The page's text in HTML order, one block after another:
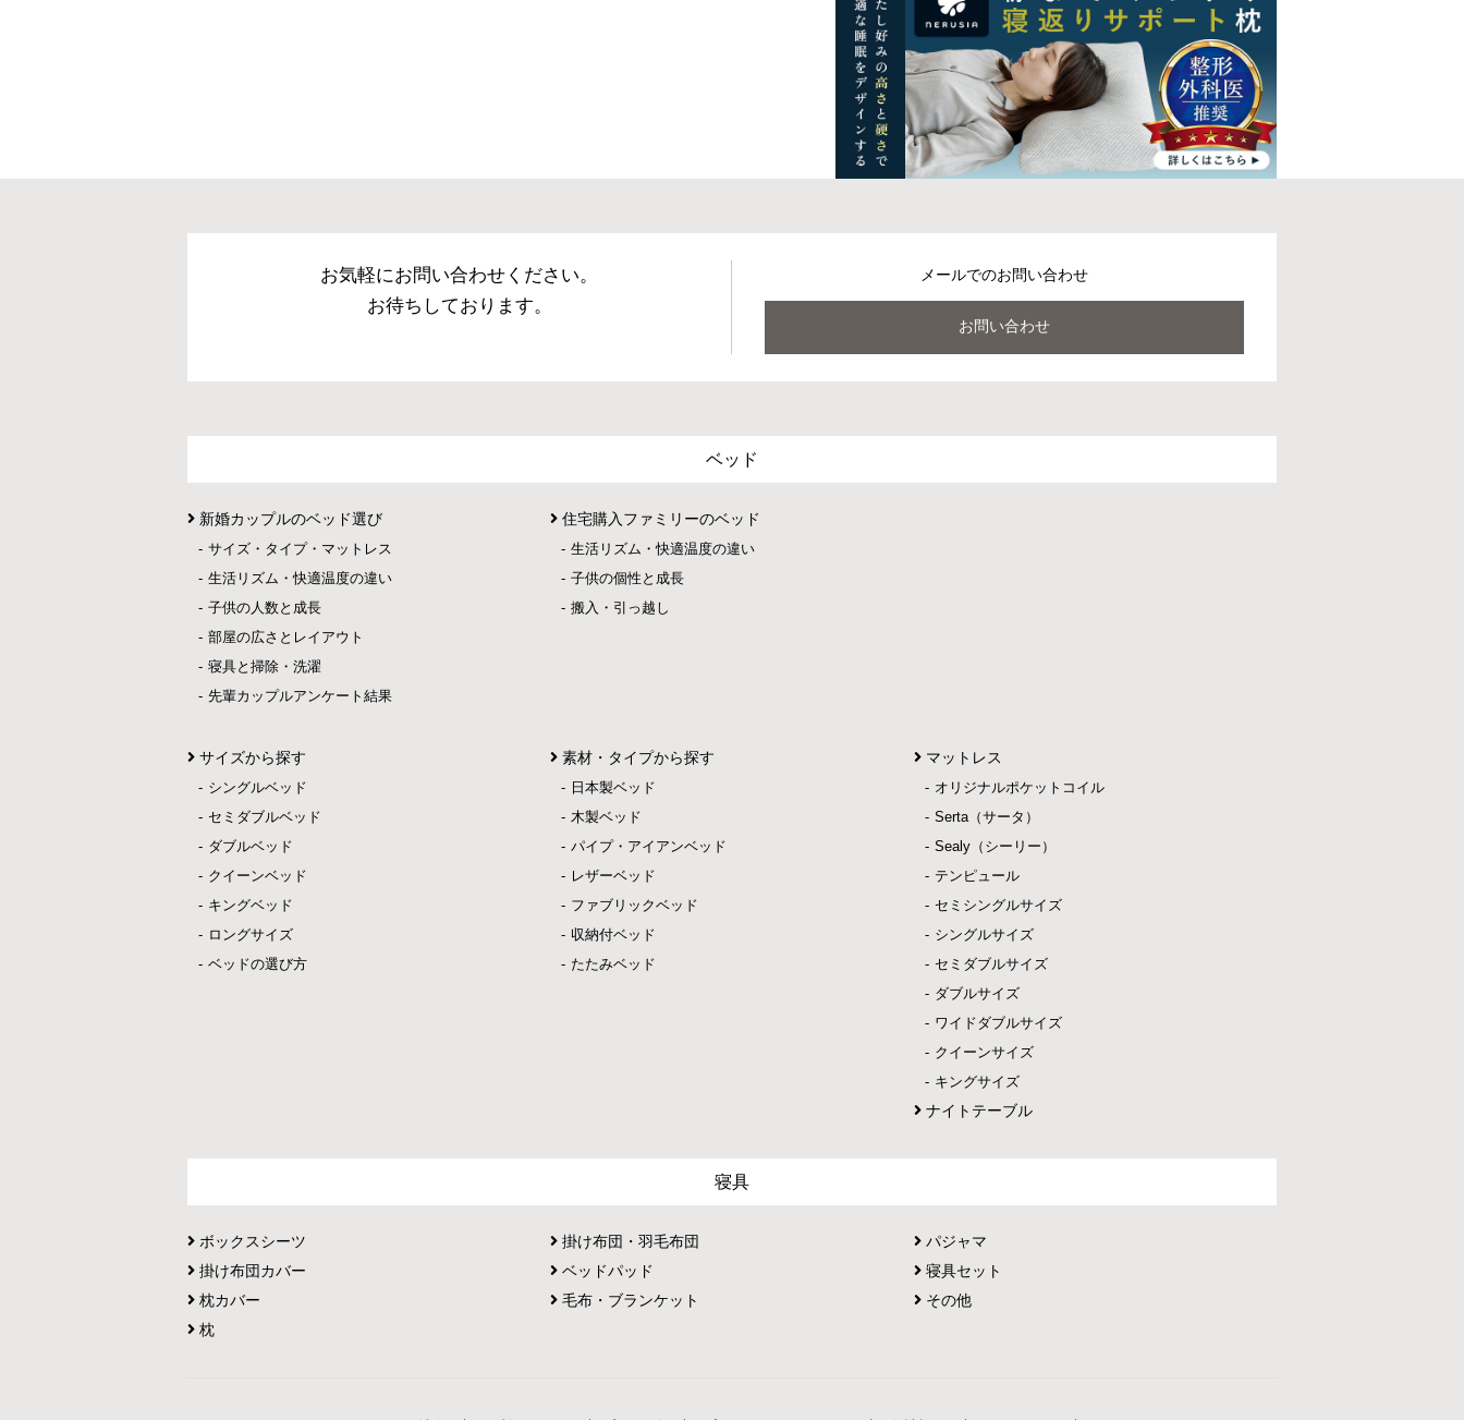
お気軽にお問い合わせください。
お待ちしております。
メールでのお問い合わせ
お問い合わせ
ベッド
新婚カップルのベッド選び
サイズ・タイプ・マットレス
生活リズム・快適温度の違い
子供の人数と成長
部屋の広さとレイアウト
寝具と掃除・洗濯
先輩カップルアンケート結果
住宅購入ファミリーのベッド
生活リズム・快適温度の違い
子供の個性と成長
搬入・引っ越し
サイズから探す
シングルベッド
セミダブルベッド
ダブルベッド
クイーンベッド
キングベッド
ロングサイズ
ベッドの選び方
素材・タイプから探す
日本製ベッド
木製ベッド
パイプ・アイアンベッド
レザーベッド
ファブリックベッド
収納付ベッド
たたみベッド
マットレス
オリジナルポケットコイル
Serta（サータ）
Sealy（シーリー）
テンピュール
セミシングルサイズ
シングルサイズ
セミダブルサイズ
ダブルサイズ
ワイドダブルサイズ
クイーンサイズ
キングサイズ
ナイトテーブル
寝具
ボックスシーツ
掛け布団カバー
枕カバー
枕
掛け布団・羽毛布団
ベッドパッド
毛布・ブランケット
パジャマ
寝具セット
その他